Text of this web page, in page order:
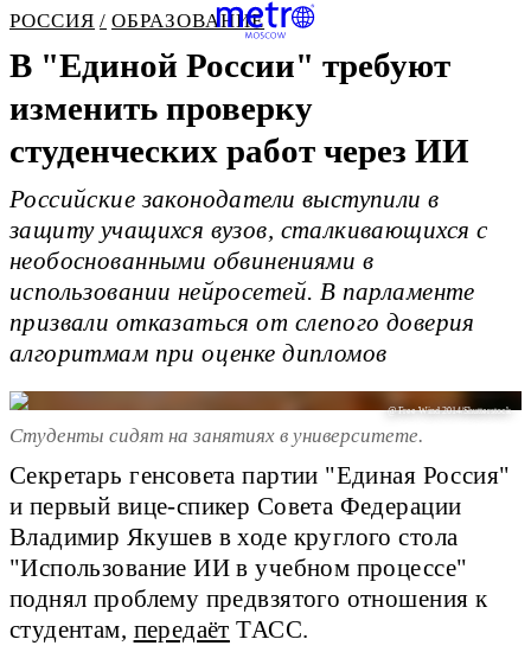
РОССИЯ ОБРАЗОВАНИЕ
В "Единой России" требуют
изменить проверку
студенческих работ через ИИ
Российские законодатели выступили в
защиту учащихся вузов, сталкивающихся с
необоснованными обвинениями в
использовании нейросетей. В парламенте
призвали отказаться от слепого доверия
алгоритмам при оценке дипломов
@ Free Wind 2014/Shutterstock
Студенты сидят на занятиях в университете.
Секретарь генсовета партии "Единая Россия"
и первый вице-спикер Совета Федерации
Владимир Якушев в ходе круглого стола
"Использование ИИ в учебном процессе"
поднял проблему предвзятого отношения к
студентам, передаёт ТАСС.